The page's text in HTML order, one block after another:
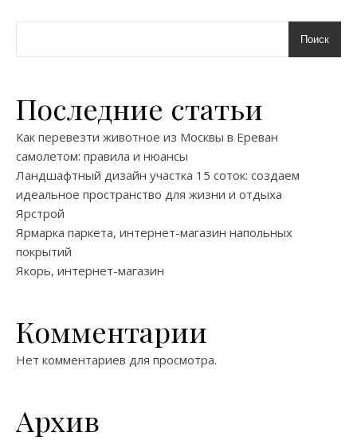
Поиск
Последние статьи
Как перевезти животное из Москвы в Ереван
самолетом: правила и нюансы
Ландшафтный дизайн участка 15 соток: создаем
идеальное пространство для жизни и отдыха
Ярстрой
Ярмарка паркета, интернет-магазин напольных
покрытий
Якорь, интернет-магазин
Комментарии
Нет комментариев для просмотра.
Архив